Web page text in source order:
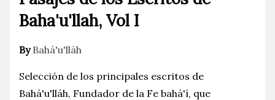
Baha'u'llah, Vol I
ByBahá'u'lláh
Selección de los principales escritos de
Bahá'u'lláh, Fundador de la Fe bahá'í, que